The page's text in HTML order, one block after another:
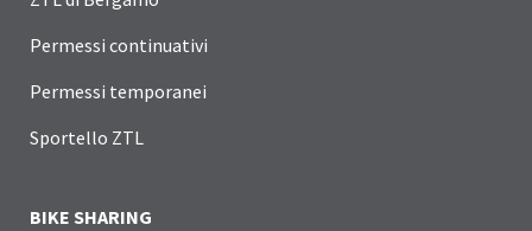
Permessi continuativi
Permessi temporanei
Sportello ZTL
BIKE SHARING